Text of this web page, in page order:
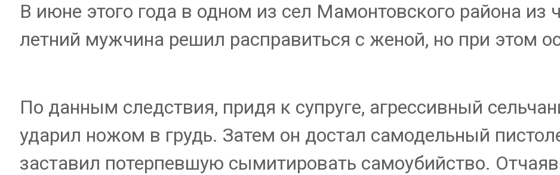
В июне этого года в одном из сел Мамонтовского района из
летний мужчина решил расправиться с женой, но при этом
По данным следствия, придя к супруге, агрессивный
ударил ножом в грудь. Затем он достал самодельный
заставил потерпевшую сымитировать самоубийство.